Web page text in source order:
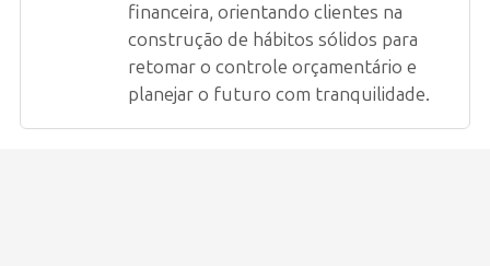
financeira, orientando clientes na
construção de hábitos sólidos para
retomar o controle orçamentário e
planejar o futuro com tranquilidade.